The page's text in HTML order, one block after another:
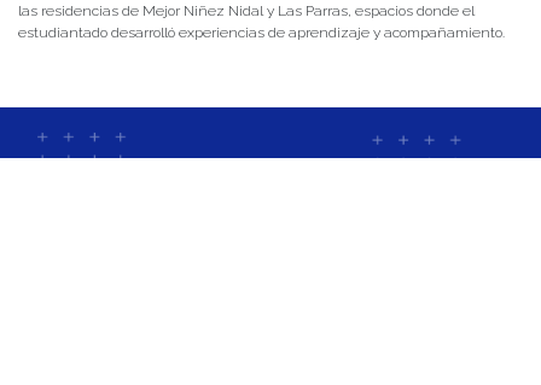
las residencias de Mejor Niñez Nidal y Las Parras, espacios donde el
estudiantado desarrolló experiencias de aprendizaje y acompañamiento.